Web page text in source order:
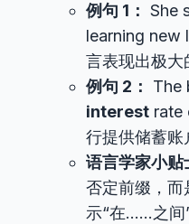
例句 1： She
learning new
言表现出极大
例句 2：
The
interest rate
行提供储蓄账
语言学家小贴
否定前缀，而
示“在……之间